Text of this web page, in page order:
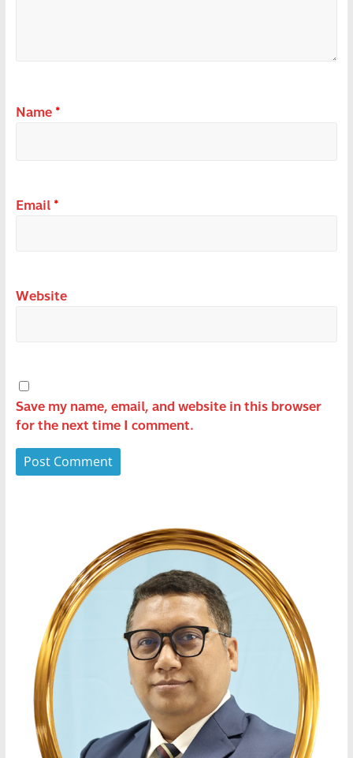
Name *
Email *
Website
Save my name, email, and website in this browser
for the next time I comment.